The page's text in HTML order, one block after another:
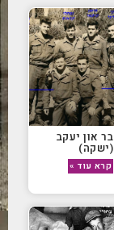
בר און יעקב
(ישקה)
קרא עוד »